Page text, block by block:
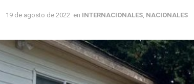
19 de agosto de 2022 en INTERNACIONALES NACIONALES